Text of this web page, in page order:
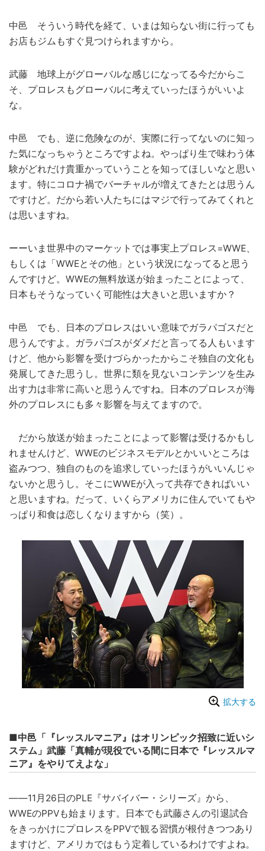
中邑 そういう時代を経て、いまは知らない街に行っても
お店もジムもすぐ見つけられますから。
武藤 地球上がグローバルな感じになってる今だからこ
そ、プロレスもグローバルに考えていったほうがいいよ
な。
中邑 でも、逆に危険なのが、実際に行ってないのに知っ
た気になっちゃうところですよね。やっぱり生で味わう体
験がどれだけ貴重かっていうことを知ってほしいなと思い
ます。特にコロナ禍でバーチャルが増えてきたとは思うん
ですけど。だから若い人たちにはマジで行ってみてくれと
は思いますね。
ーーいま世界中のマーケットでは事実上プロレス=WWE、
もしくは「WWEとその他」という状況になってると思う
んですけど。WWEの無料放送が始まったことによって、
日本もそうなっていく可能性は大きいと思いますか？
中邑 でも、日本のプロレスはいい意味でガラパゴスだと
思うんですよ。ガラパゴスがダメだと言ってる人もいます
けど、他から影響を受けづらかったからこそ独自の文化も
発展してきた思うし。世界に類を見ないコンテンツを生み
出す力は非常に高いと思うんですね。日本のプロレスが海
外のプロレスにも多々影響を与えてますので。
だから放送が始まったことによって影響は受けるかもし
れませんけど、WWEのビジネスモデルとかいいところは
盗みつつ、独自のものを追求していったほうがいいんじゃ
ないかと思うし。そこにWWEが入って共存できればいい
と思いますね。だって、いくらアメリカに住んでいてもや
っぱり和食は恋しくなりますから（笑）。
拡大する
■中邑「『レッスルマニア』はオリンピック招致に近いシ
ステム」武藤「真輔が現役でいる間に日本で『レッスルマ
ニア』をやりてえよな」
――11月26日のPLE『サバイバー・シリーズ』から、
WWEのPPVも始まります。日本でも武藤さんの引退試合
をきっかけにプロレスをPPVで観る習慣が根付きつつあり
ますけど、アメリカではもう定着しているわけですよね。